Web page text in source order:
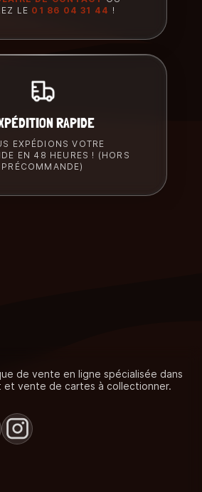
LE 01 86 04 31 44 !
RAPIDE
EXPÉDIONS VOTRE
EN 48 HEURES ! (HORS
PRÉCOMMANDE)
de vente en ligne spécialisée dans
et vente de cartes à collectionner.